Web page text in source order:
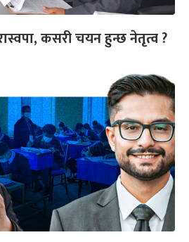
कसरी चयन हुन्छ नेतृत्व ?